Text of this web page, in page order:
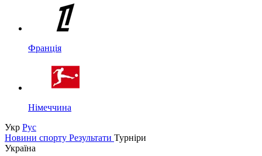
Франція
Німеччина
Укр Рус
Новини спорту Результати Турніри
Україна